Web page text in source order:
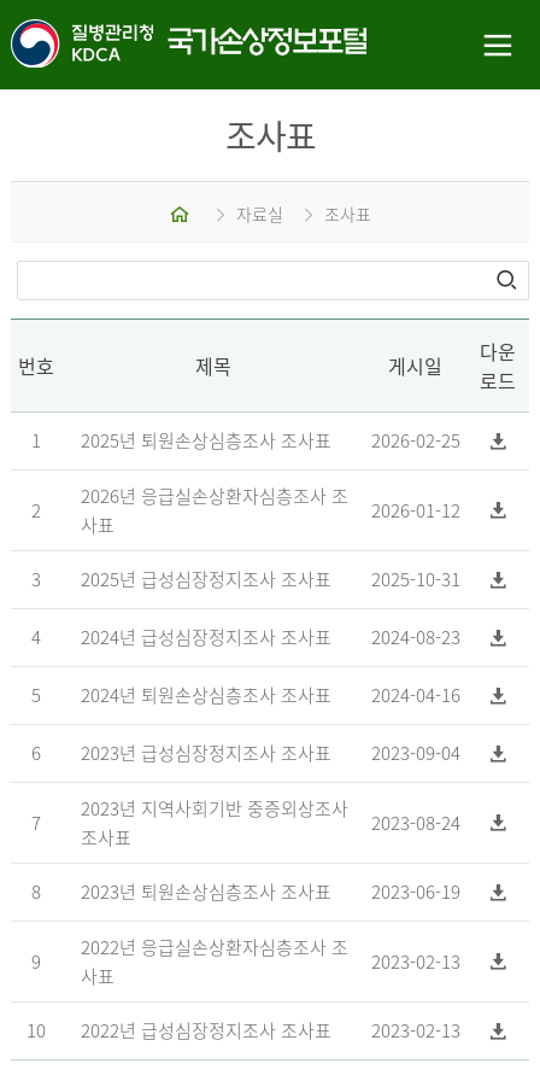
조사표
홈 자료실 조사표
번호 제목 게시일
다운
로드
1 2025년 퇴원손상심층조사 조사표 2026-02-25
2
2026년 응급실손상환자심층조사 조
사표
2026-01-12
3 2025년 급성심장정지조사 조사표 2025-10-31
4 2024년 급성심장정지조사 조사표 2024-08-23
5 2024년 퇴원손상심층조사 조사표 2024-04-16
6 2023년 급성심장정지조사 조사표 2023-09-04
7
2023년 지역사회기반 중증외상조사
조사표
2023-08-24
8 2023년 퇴원손상심층조사 조사표 2023-06-19
9
2022년 응급실손상환자심층조사 조
사표
2023-02-13
10 2022년 급성심장정지조사 조사표 2023-02-13